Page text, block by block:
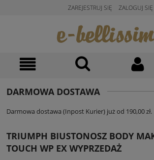
ZAREJESTRUJ SIĘ ZALOGUJ SIĘ
DARMOWA DOSTAWA
Darmowa dostawa (Inpost Kurier) już od 190,00 zł.
TRIUMPH BIUSTONOSZ BODY
TOUCH WP EX WYPRZEDAŻ